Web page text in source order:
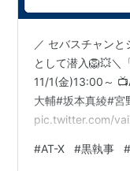
／ セバスチャン
として潜入🦁💥＼
11/1(金)13:00～
大輔#坂本真綾#宮
pic.twitter.com/
#AT-X #黒執事